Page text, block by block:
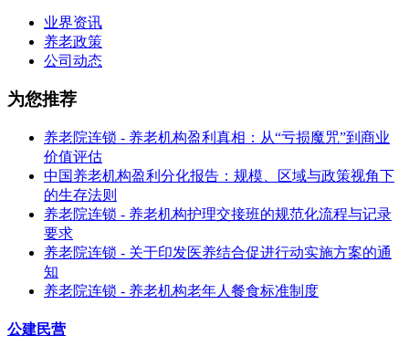
业界资讯
养老政策
公司动态
为您推荐
养老院连锁 - 养老机构盈利真相：从“亏损魔咒”到商业
价值评估
中国养老机构盈利分化报告：规模、区域与政策视角下
的生存法则
养老院连锁 - 养老机构护理交接班的规范化流程与记录
要求
养老院连锁 - 关于印发医养结合促进行动实施方案的通
知
养老院连锁 - 养老机构老年人餐食标准制度
公建民营